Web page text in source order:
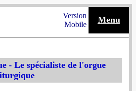
Version
Mobile
Menu
- Le spécialiste de l'orgue